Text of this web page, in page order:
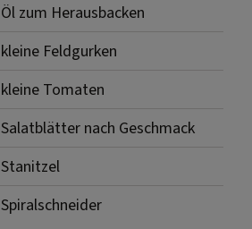
Öl zum Herausbacken
kleine Feldgurken
kleine Tomaten
Salatblätter nach Geschmack
Stanitzel
Spiralschneider